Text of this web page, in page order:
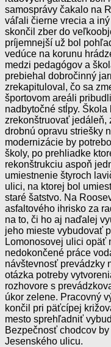
samosprávy čakalo na
váľali čierne vrecia a
skončil zber do
príjemnejší už bol
vedúce na korunu
medzi pedagógov a
prebiehal dobročinný
zrekapituloval, čo sa
športovom areáli
nadbytočné stĺpy.
zrekonštruovať jedáleň,
drobnú opravu striešky
modernizácie by
školy, po prehliadke
rekonštrukciu aspoň
umiestnenie štyroch
ulici, na ktorej bol
staré šatstvo. Na
asfaltového ihrisko za
na to, či ho aj naďalej
jeho mieste vybudovať
Lomonosovej ulici opäť
nedokončené práce
návštevnosť prevádzky
otázka potreby
rozhovore s
úkor zelene. Pracovný
končil pri päťcípej
mesto sprehľadniť
Bezpečnosť chodcov
Jesenského ulicu.